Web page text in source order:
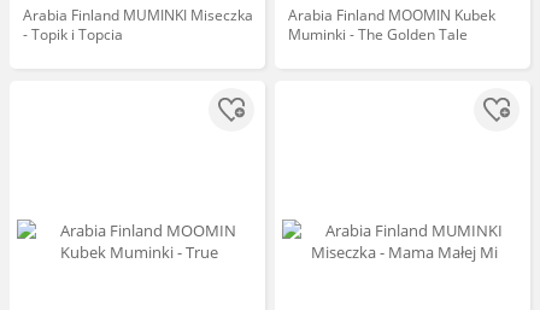
Arabia Finland MUMINKI Miseczka
- Topik i Topcia
Arabia Finland MOOMIN Kubek
Muminki - The Golden Tale